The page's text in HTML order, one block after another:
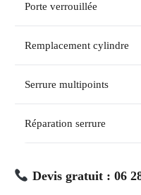
Porte verrouillée
Remplacement cylindre
Serrure multipoints
Réparation serrure
Devis gratuit : 06